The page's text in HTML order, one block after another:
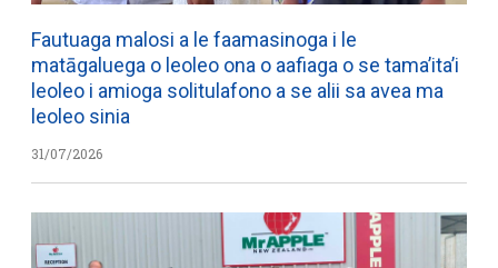
Fautuaga malosi a le faamasinoga i le
matāgaluega o leoleo ona o aafiaga o se tama’ita’i
leoleo i amioga solitulafono a se alii sa avea ma
leoleo sinia
31/07/2026